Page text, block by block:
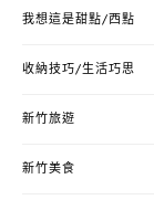
我想這是甜點/西點
收納技巧/生活巧思
新竹旅遊
新竹美食